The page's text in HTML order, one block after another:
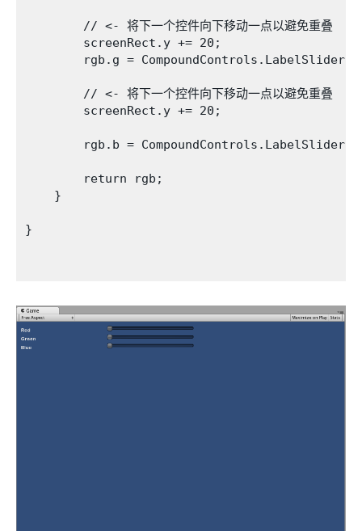
        // <- 将下一个控件向下移动一点以避免重叠
        screenRect.y += 20;
rgb.g = CompoundControls.LabelSlider
        // <- 将下一个控件向下移动一点以避免重叠
        screenRect.y += 20;
rgb.b = CompoundControls.LabelSlider
        return rgb;
    }
}